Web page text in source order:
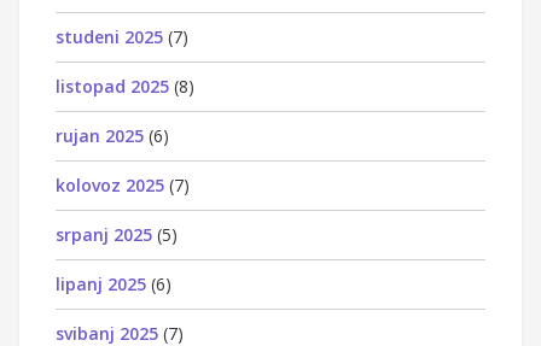
studeni 2025 (7)
listopad 2025 (8)
rujan 2025 (6)
kolovoz 2025 (7)
srpanj 2025 (5)
lipanj 2025 (6)
svibanj 2025 (7)